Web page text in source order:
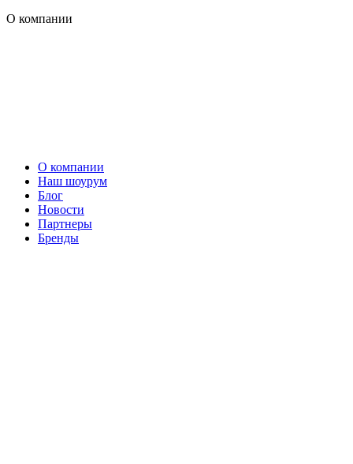
О компании
О компании
Наш шоурум
Блог
Новости
Партнеры
Бренды